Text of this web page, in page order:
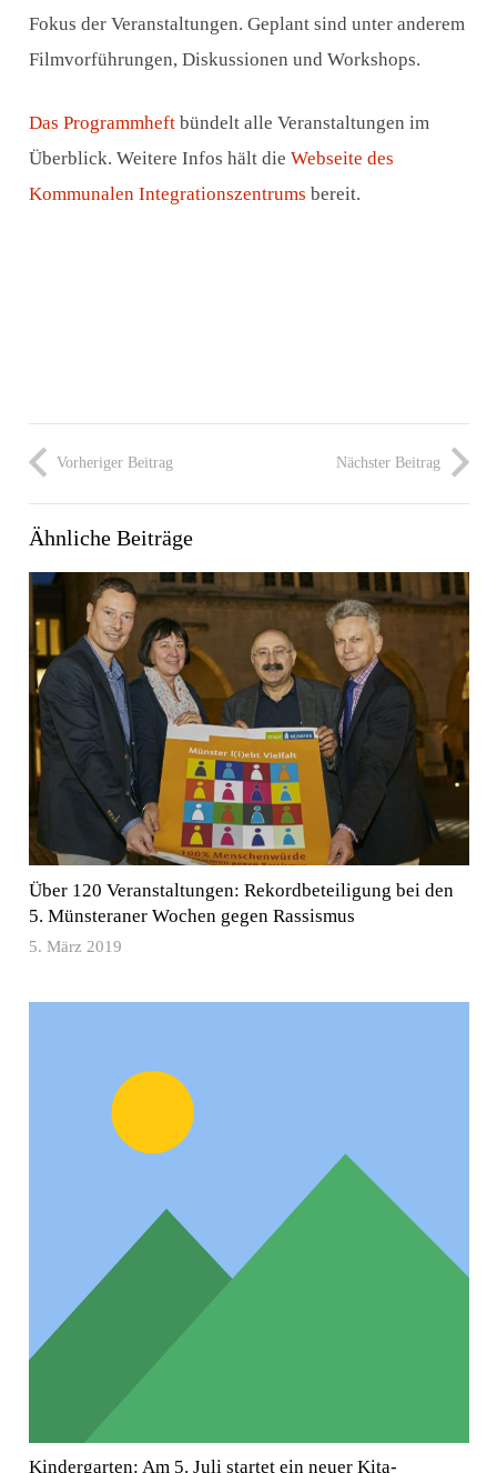
Fokus der Veranstaltungen. Geplant sind unter anderem
Filmvorführungen, Diskussionen und Workshops.
Das Programmheftbündelt alle Veranstaltungen im
Überblick. Weitere Infos hält die Webseite des
Kommunalen Integrationszentrums bereit.
Vorheriger Beitrag Nächster Beitrag
Ähnliche Beiträge
Über 120 Veranstaltungen: Rekordbeteiligung bei den
5. Münsteraner Wochen gegen Rassismus
5. März 2019
Kindergarten: Am 5. Juli startet ein neuer Kita-